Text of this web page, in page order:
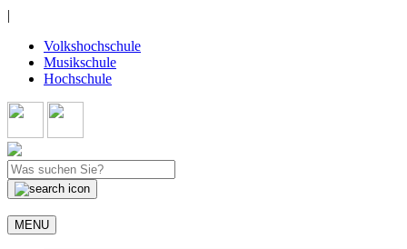
|
Volkshochschule
Musikschule
Hochschule
MENU